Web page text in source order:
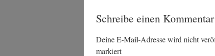
Schreibe einen Kommentar
Deine E-Mail-Adresse wird nicht
markiert